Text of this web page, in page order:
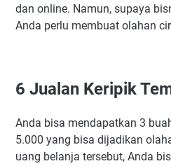
dan online. Namun, supaya
Anda perlu membuat olahan
6 Jualan Keripik
Anda bisa mendapatkan 3
5.000 yang bisa dijadikan
uang belanja tersebut, Anda